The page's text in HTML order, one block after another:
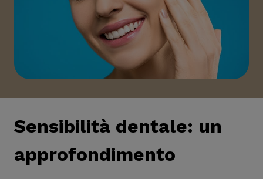
Sensibilità dentale: un
approfondimento